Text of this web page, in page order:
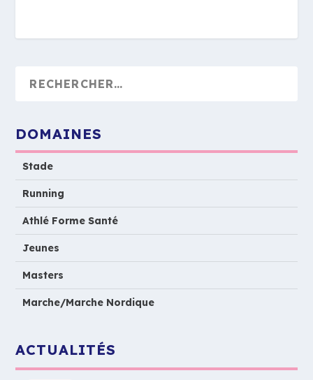
DOMAINES
Stade
Running
Athlé Forme Santé
Jeunes
Masters
Marche/Marche Nordique
ACTUALITÉS